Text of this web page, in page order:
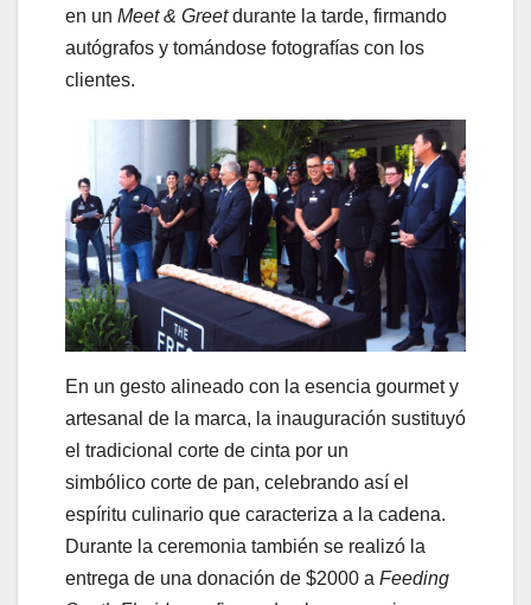
en un Meet & Greetdurante la tarde, firmando
autógrafos y tomándose fotografías con los
clientes.
En un gesto alineado con la esencia gourmet y
artesanal de la marca, la inauguración sustituyó
el tradicional corte de cinta por un
simbólico corte de pan, celebrando así el
espíritu culinario que caracteriza a la cadena.
Durante la ceremonia también se realizó la
entrega de una donación de $2000 a Feeding